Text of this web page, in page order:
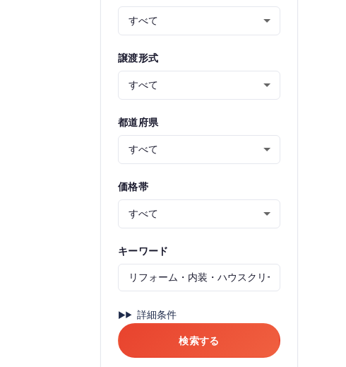
譲渡形式
都道府県
価格帯
キーワード
詳細条件
検索する